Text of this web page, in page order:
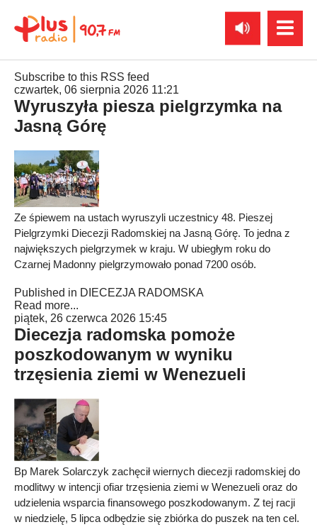
Subscribe to this RSS feed
czwartek, 06 sierpnia 2026 11:21
Wyruszyła piesza pielgrzymka na
Jasną Górę
Ze śpiewem na ustach wyruszyli uczestnicy 48. Pieszej
Pielgrzymki Diecezji Radomskiej na Jasną Górę. To jedna z
największych pielgrzymek w kraju. W ubiegłym roku do
Czarnej Madonny pielgrzymowało ponad 7200 osób.
Published in DIECEZJA RADOMSKA
Read more...
piątek, 26 czerwca 2026 15:45
Diecezja radomska pomoże
poszkodowanym w wyniku
trzęsienia ziemi w Wenezueli
Bp Marek Solarczyk zachęcił wiernych diecezji radomskiej do
modlitwy w intencji ofiar trzęsienia ziemi w Wenezueli oraz do
udzielenia wsparcia finansowego poszkodowanym. Z tej racji
w niedzielę, 5 lipca odbędzie się zbiórka do puszek na ten cel.